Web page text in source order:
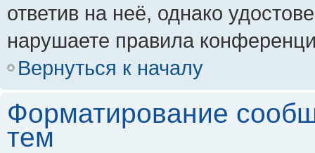
ответив на неё, однако
нарушаете правила
Вернуться к началу
Форматирование
тем